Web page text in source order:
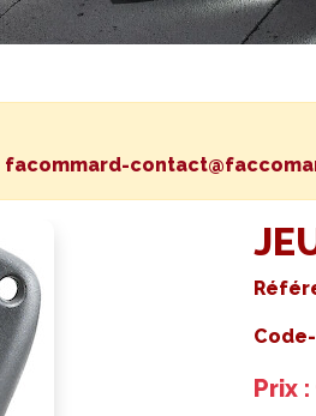
facommard-
Prix